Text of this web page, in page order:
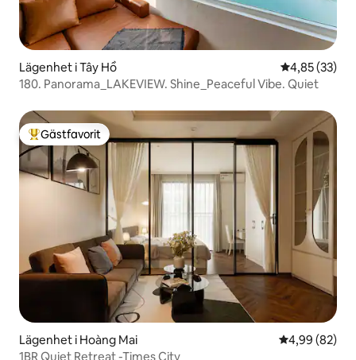
Lägenhet i Tây Hồ 4,85 av 5 i
4,85 (33)
180. Panorama_LAKEVIEW. Shine_Peaceful Vibe. Quiet
Populär gästfavorit
Gästfavorit
Lägenhet i Hoàng Mai 4,99 av 5 i
4,99 (82)
1BR Quiet Retreat -Times City